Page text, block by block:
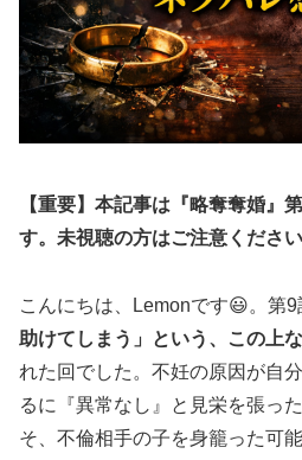
【重要】本記事は『略奪奪婚』
す。未視聴の方はご注意ください
こんにちは、Lemonです😃。第9
助けてしまう」という、この上
れた回でした。不妊の原因が自
るに『異常なし』と見栄を張っ
そ、不倫相手の子を身籠った可